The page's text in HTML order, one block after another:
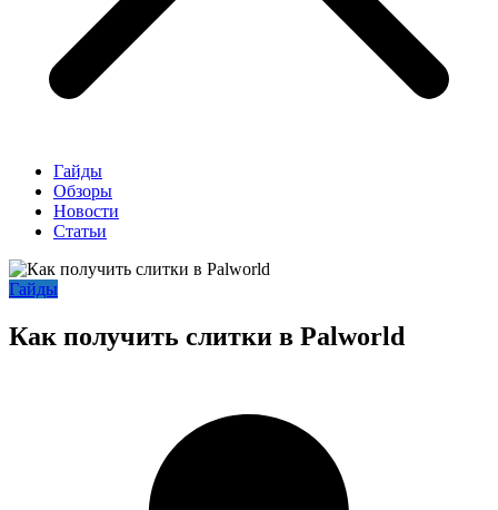
Гайды
Обзоры
Новости
Статьи
Гайды
Как получить слитки в Palworld